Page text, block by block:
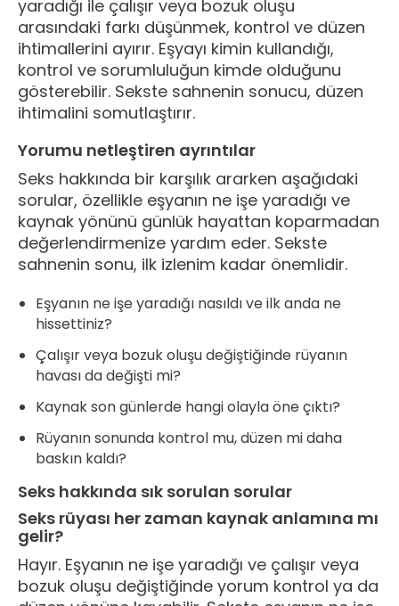
yaradığı ile çalışır veya bozuk oluşu
arasındaki farkı düşünmek, kontrol ve düzen
ihtimallerini ayırır. Eşyayı kimin kullandığı,
kontrol ve sorumluluğun kimde olduğunu
gösterebilir. Sekste sahnenin sonucu, düzen
ihtimalini somutlaştırır.
Yorumu netleştiren ayrıntılar
Seks hakkında bir karşılık ararken aşağıdaki
sorular, özellikle eşyanın ne işe yaradığı ve
kaynak yönünü günlük hayattan koparmadan
değerlendirmenize yardım eder. Sekste
sahnenin sonu, ilk izlenim kadar önemlidir.
Eşyanın ne işe yaradığı nasıldı ve ilk anda ne
hissettiniz?
Çalışır veya bozuk oluşu değiştiğinde rüyanın
havası da değişti mi?
Kaynak son günlerde hangi olayla öne çıktı?
Rüyanın sonunda kontrol mu, düzen mi daha
baskın kaldı?
Seks hakkında sık sorulan sorular
Seks rüyası her zaman kaynak anlamına mı
gelir?
Hayır. Eşyanın ne işe yaradığı ve çalışır veya
bozuk oluşu değiştiğinde yorum kontrol ya da